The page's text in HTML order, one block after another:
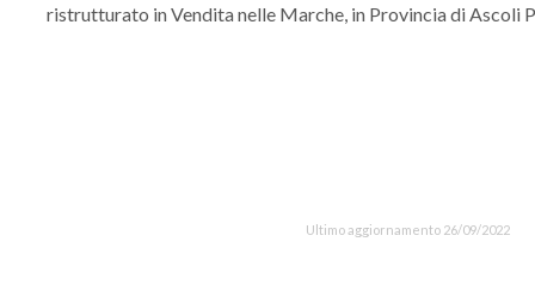
ristrutturato in Vendita nelle Marche, in Provincia di Ascoli
Ultimo aggiornamento 26/09/2022